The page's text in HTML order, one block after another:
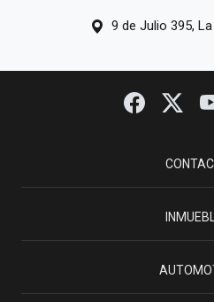
9 de Julio 395,